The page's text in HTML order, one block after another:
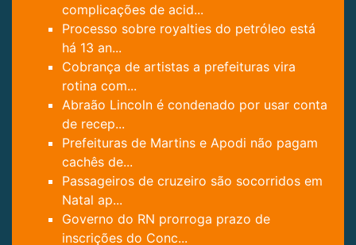
complicações de acid...
Processo sobre royalties do petróleo está
há 13 an...
Cobrança de artistas a prefeituras vira
rotina com...
Abraão Lincoln é condenado por usar conta
de recep...
Prefeituras de Martins e Apodi não pagam
cachês de...
Passageiros de cruzeiro são socorridos em
Natal ap...
Governo do RN prorroga prazo de
inscrições do Conc...